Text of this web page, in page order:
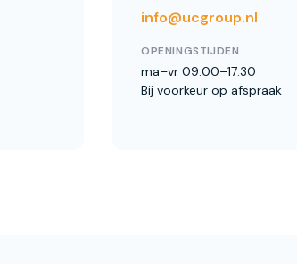
info@ucgroup.nl
OPENINGSTIJDEN
ma–vr 09:00–17:30
Bij voorkeur op afspraak